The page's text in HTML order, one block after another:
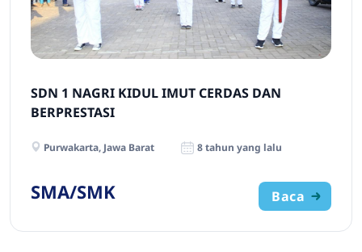
SDN 1 NAGRI KIDUL IMUT CERDAS DAN
BERPRESTASI
Purwakarta, Jawa Barat 8 tahun yang lalu
SMA/SMK Baca